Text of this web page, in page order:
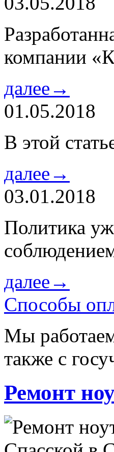
компании
далее→
01.05.2018
В этой
далее→
03.01.2018
Политика
далее→
Способы
Мы
также с
Ремонт